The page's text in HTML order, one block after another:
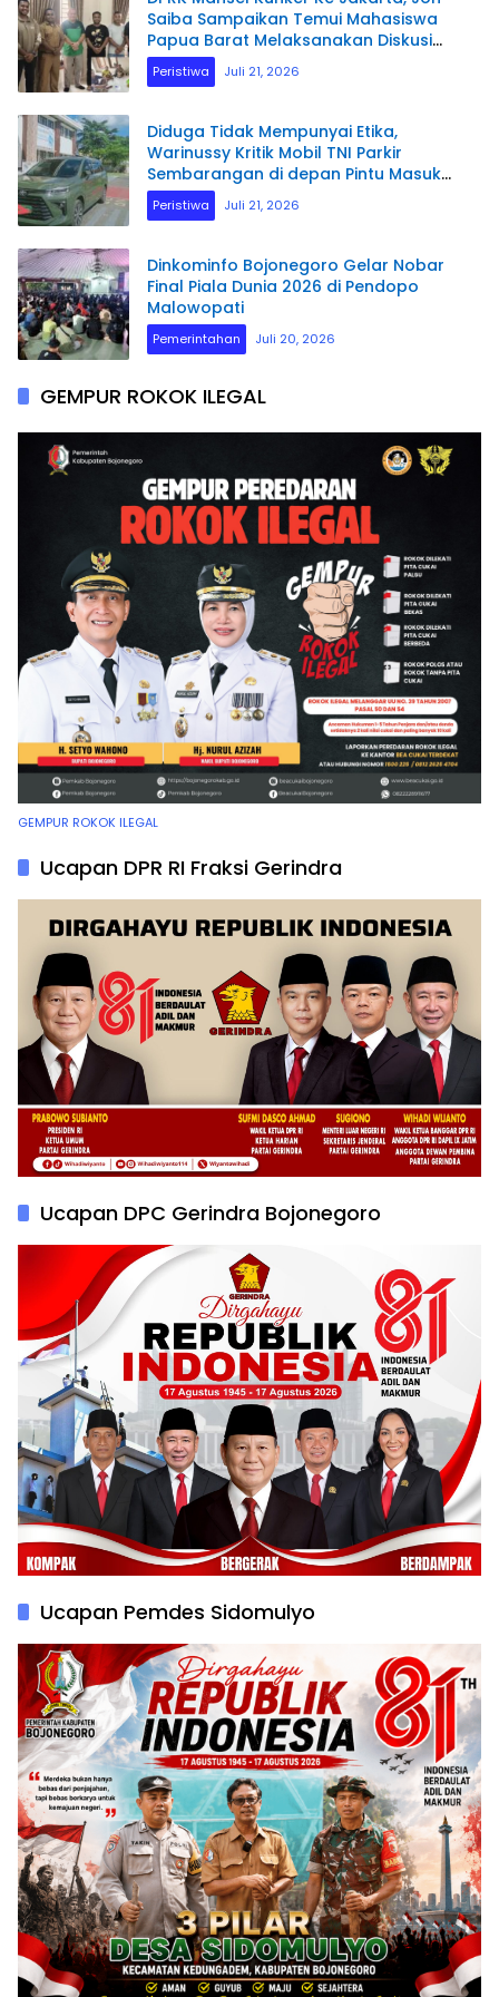
Saiba Sampaikan Temui Mahasiswa
Papua Barat Melaksanakan Diskusi
Terkait Masa Depan Sumber daya
Manusia.
Peristiwa Juli 21, 2026
Diduga Tidak Mempunyai Etika,
Warinussy Kritik Mobil TNI Parkir
Sembarangan di depan Pintu Masuk
Pengadilan Negeri Manokwari.
Peristiwa Juli 21, 2026
Dinkominfo Bojonegoro Gelar Nobar
Final Piala Dunia 2026 di Pendopo
Malowopati
Pemerintahan Juli 20, 2026
GEMPUR ROKOK ILEGAL
GEMPUR ROKOK ILEGAL
Ucapan DPR RI Fraksi Gerindra
Ucapan DPC Gerindra Bojonegoro
Ucapan Pemdes Sidomulyo